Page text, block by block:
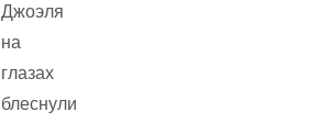
Джоэля
на
глазах
блеснули